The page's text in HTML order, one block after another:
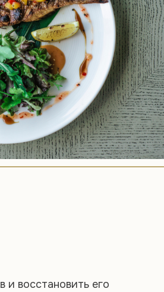
и восстановить его